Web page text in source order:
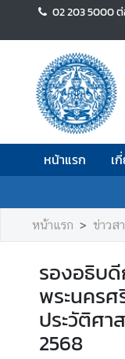
02 203 5000 ต่
หน้าแรก เ
น้
า
แ
ก
เ
ย
ว
บ
ก
ร
ม
หน้าแรก ข่าวส
รองอธิบดี
พระนครศ
ประวัติศา
2568